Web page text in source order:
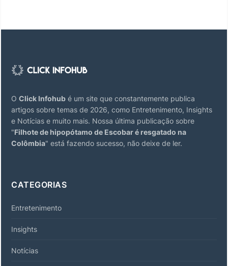
O Click Infohub é um site que constantemente publica
artigos sobre temas de 2026, como Entretenimento, Insights
e Notícias e muito mais. Nossa última publicação sobre
"Filhote de hipopótamo de Escobar é resgatado na
Colômbia" está fazendo sucesso, não deixe de ler.
CATEGORIAS
Entretenimento
Insights
Notícias